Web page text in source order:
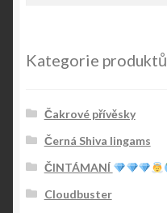
Kategorie produktů
Čakrové přívěsky
Černá Shiva lingams
ČINTÁMANÍ
Cloudbuster